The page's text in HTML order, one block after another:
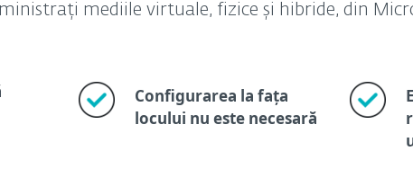
mediile virtuale, fizice și hibride, din
Configurarea la fața
locului nu este necesară